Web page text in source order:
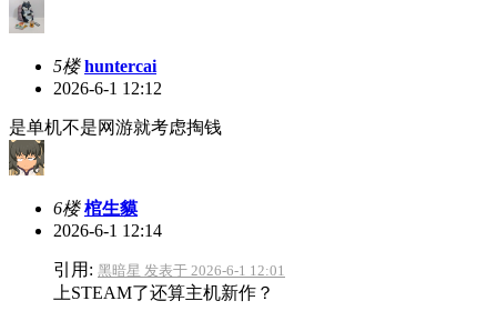
5楼 huntercai
2026-6-1 12:12
是单机不是网游就考虑掏钱
6楼 棺生貘
2026-6-1 12:14
引用: 黑暗星 发表于 2026-6-1 12:01
上STEAM了还算主机新作？